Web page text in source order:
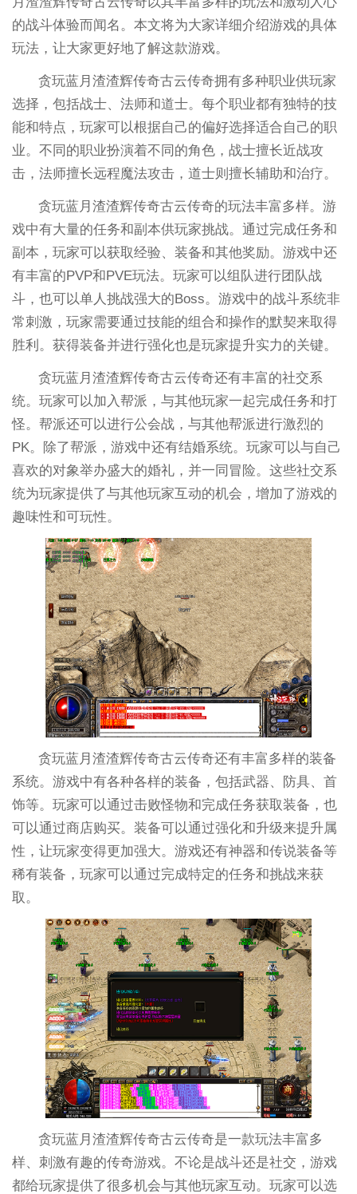
的战斗体验而闻名。本文将为大家详细介绍游戏的具体
玩法，让大家更好地了解这款游戏。
贪玩蓝月渣渣辉传奇古云传奇拥有多种职业供玩家
选择，包括战士、法师和道士。每个职业都有独特的技
能和特点，玩家可以根据自己的偏好选择适合自己的职
业。不同的职业扮演着不同的角色，战士擅长近战攻
击，法师擅长远程魔法攻击，道士则擅长辅助和治疗。
贪玩蓝月渣渣辉传奇古云传奇的玩法丰富多样。游
戏中有大量的任务和副本供玩家挑战。通过完成任务和
副本，玩家可以获取经验、装备和其他奖励。游戏中还
有丰富的PVP和PVE玩法。玩家可以组队进行团队战
斗，也可以单人挑战强大的Boss。游戏中的战斗系统非
常刺激，玩家需要通过技能的组合和操作的默契来取得
胜利。获得装备并进行强化也是玩家提升实力的关键。
贪玩蓝月渣渣辉传奇古云传奇还有丰富的社交系
统。玩家可以加入帮派，与其他玩家一起完成任务和打
怪。帮派还可以进行公会战，与其他帮派进行激烈的
PK。除了帮派，游戏中还有结婚系统。玩家可以与自己
喜欢的对象举办盛大的婚礼，并一同冒险。这些社交系
统为玩家提供了与其他玩家互动的机会，增加了游戏的
趣味性和可玩性。
贪玩蓝月渣渣辉传奇古云传奇还有丰富多样的装备
系统。游戏中有各种各样的装备，包括武器、防具、首
饰等。玩家可以通过击败怪物和完成任务获取装备，也
可以通过商店购买。装备可以通过强化和升级来提升属
性，让玩家变得更加强大。游戏还有神器和传说装备等
稀有装备，玩家可以通过完成特定的任务和挑战来获
取。
贪玩蓝月渣渣辉传奇古云传奇是一款玩法丰富多
样、刺激有趣的传奇游戏。不论是战斗还是社交，游戏
都给玩家提供了很多机会与其他玩家互动。玩家可以选